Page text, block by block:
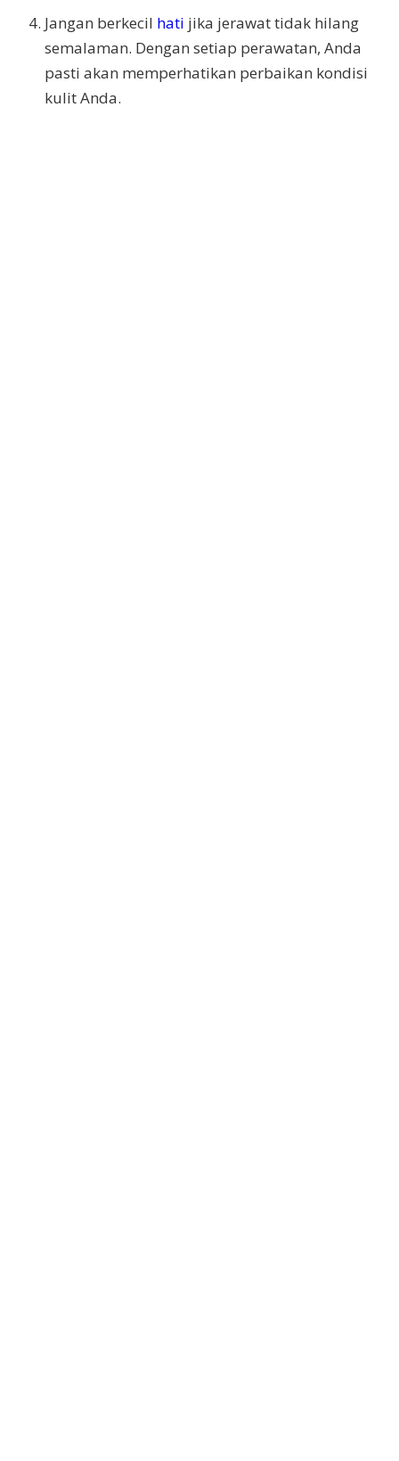
Jangan berkecil hati jika jerawat tidak hilang
semalaman. Dengan setiap perawatan, Anda
pasti akan memperhatikan perbaikan kondisi
kulit Anda.